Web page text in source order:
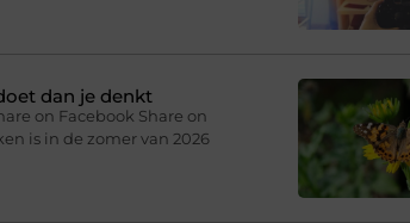
dan je denkt
on Facebook Share on
is in de zomer van 2026